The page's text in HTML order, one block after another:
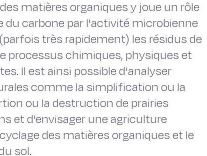
matières organiques y joue un rôle
du carbone par l'activité microbienne
très rapidement) les résidus de
processus chimiques, physiques et
Il est ainsi possible d'analyser
comme la simplification ou la
ou la destruction de prairies
et d'envisager une agriculture
des matières organiques et le
sol.